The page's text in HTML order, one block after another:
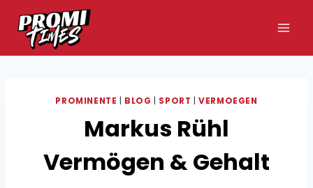
Inhalt
springen
PROMINENTE BLOG SPORT |VERMOEGEN
Markus Rühl
Vermögen & Gehalt